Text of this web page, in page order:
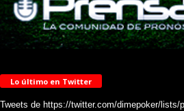
Lo último en Twitter
Tweets de https://twitter.com/dimepoker/lists/